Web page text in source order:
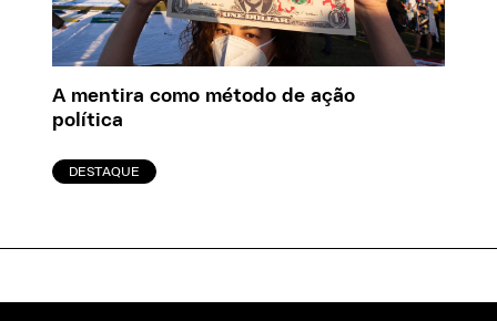
A mentira como método de ação
política
DESTAQUE